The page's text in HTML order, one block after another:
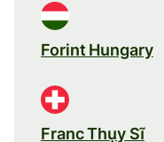
Forint Hungary
Franc Thụy Sĩ